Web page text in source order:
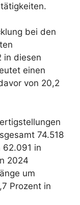
bei den
in diesen
einen
von 20,2
74.518
62.091 in
2024
um
Prozent in